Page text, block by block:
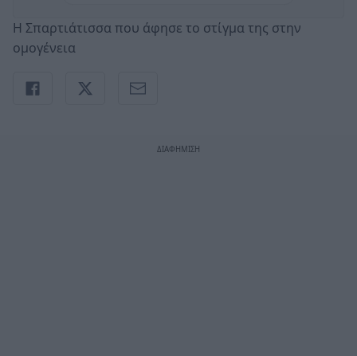
Η Σπαρτιάτισσα που άφησε το στίγμα της στην
ομογένεια